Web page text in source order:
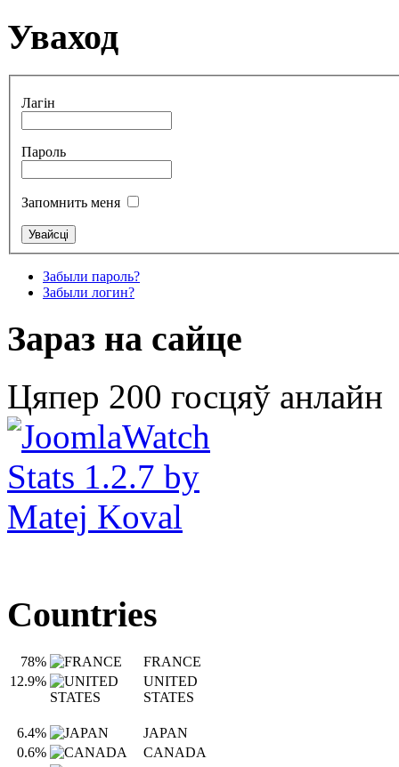
Уваход
Лагін
Пароль
Запомнить меня
Забыли пароль?
Забыли логин?
Зараз на сайце
Цяпер 200 госцяў анлайн
Countries
78%
FRANCE
12.9%
UNITED
STATES
6.4%
JAPAN
0.6%
CANADA